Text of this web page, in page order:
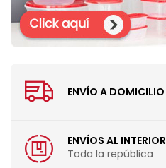
ENVÍO A DOMICILIO
ENVÍOS AL INTERIOR
Toda la república